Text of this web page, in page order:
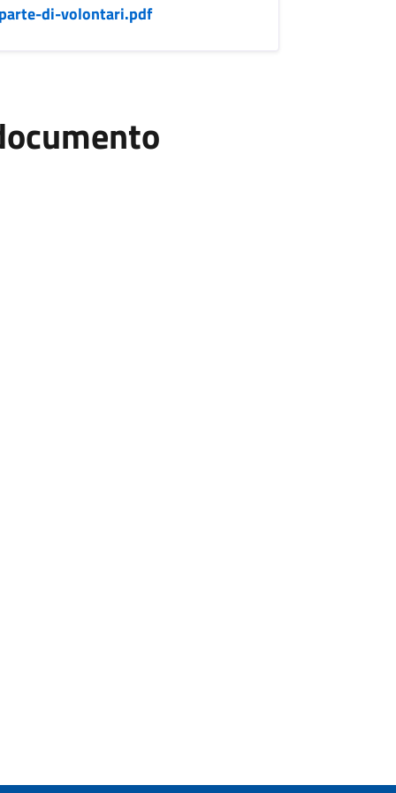
di-volontari.pdf